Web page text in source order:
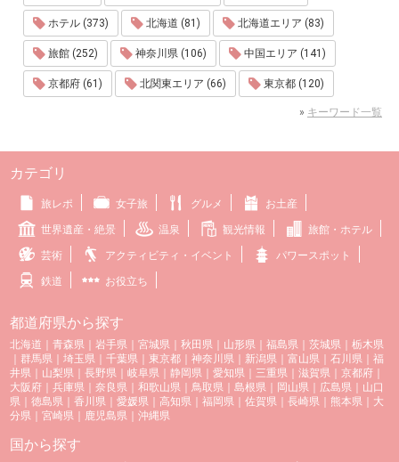
ホテル (373) 北海道 (81) 北海道エリア (83)
旅館 (252) 神奈川県 (106) 中国エリア (141)
京都府 (61) 北関東エリア (66) 東京都 (120)
» キーワード一覧
カテゴリ
旅レポ 女子旅 グルメ お土産
世界遺産・絶景 温泉 観光情報 旅館・ホテル
芸術 アクティビティ・イベント パワースポット
鉄道 お役立ち
都道府県から探す
北海道 ｜青森県 ｜ 岩手県 ｜宮城県 ｜秋田県 ｜ 山形県 ｜福島県 ｜茨城県 ｜栃木県
｜ 群馬県 ｜埼玉県 ｜千葉県 ｜ 東京都 ｜神奈川県 ｜ 新潟県 ｜富山県 ｜石川県 ｜福
井県 ｜ 山梨県 ｜長野県 ｜岐阜県 ｜静岡県 ｜愛知県 ｜ 三重県 ｜滋賀県 ｜京都府 ｜
大阪府 ｜兵庫県 ｜奈良県 ｜和歌山県 ｜ 鳥取県 ｜島根県 ｜ 岡山県 ｜ 広島県 ｜ 山口
県 ｜徳島県 ｜香川県 ｜愛媛県 ｜高知県 ｜福岡県 ｜佐賀県 ｜長崎県 ｜ 熊本県 ｜ 大
分県 ｜宮崎県 ｜ 鹿児島県 ｜沖縄県
国から探す